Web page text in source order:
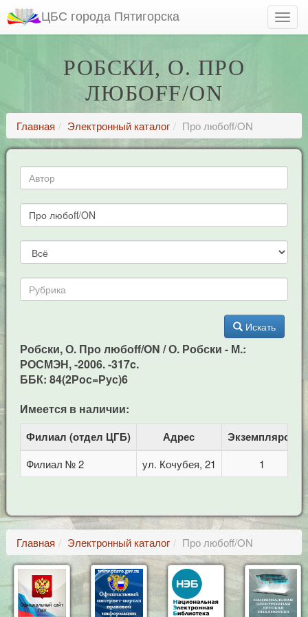
ЦБС города Пятигорска
РОБСКИ, О. ПРО
ЛЮБОFF/ON
Главная Электронный каталог Про любоff/ON
Искать
Робски, О. Про любоff/ON / О. Робски - М.:
РОСМЭН, -2006. -317c.
ББК: 84(2Рос=Рус)6
Имеется в наличии:
Филиал (отдел ЦГБ) Адрес Экземпляров
Филиал № 2 ул. Кочубея, 21 1
Главная Электронный каталог Про любоff/ON